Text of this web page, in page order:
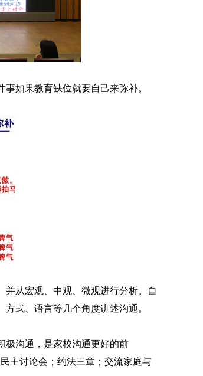
如果教育缺位就要自己来弥补。
从宏观、中观、微观进行分析。自
式、语言等几个角度讲述沟通。
极沟通，是家校沟通更好的前
主讨论会；约法三章；交流家庭与